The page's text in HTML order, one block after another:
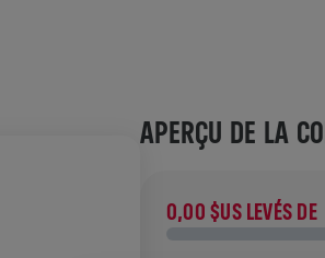
APERÇU DE LA
0,00 $US LEVÉS DE